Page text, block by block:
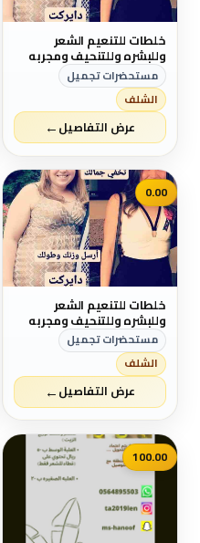
خلطات للتنعيم الشعر
وللبشره وللتنحيف ومجربه
ومصرحه من الصحه والدواء
مستحضرات تجميل
الشلف
عرض التفاصيل←
0.00
خلطات للتنعيم الشعر
وللبشره وللتنحيف ومجربه
ومصرحه من الصحه والدواء
مستحضرات تجميل
الشلف
عرض التفاصيل←
100.00